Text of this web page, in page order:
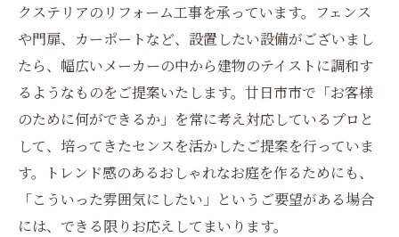
クステリアのリフォーム工事を承っています。フェンス
や門扉、カーポートなど、設置したい設備がございまし
たら、幅広いメーカーの中から建物のテイストに調和す
るようなものをご提案いたします。廿日市市で「お客様
のために何ができるか」を常に考え対応しているプロと
して、培ってきたセンスを活かしたご提案を行っていま
す。トレンド感のあるおしゃれなお庭を作るためにも、
「こういった雰囲気にしたい」というご要望がある場合
には、できる限りお応えしてまいります。